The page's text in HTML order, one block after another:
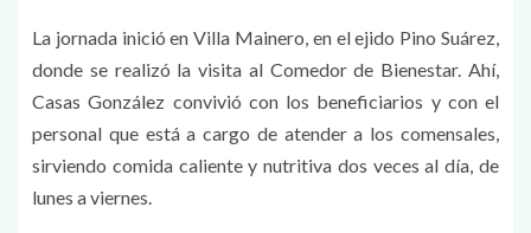
La jornada inició en Villa Mainero, en el ejido Pino Suárez,
donde se realizó la visita al Comedor de Bienestar. Ahí,
Casas González convivió con los beneficiarios y con el
personal que está a cargo de atender a los comensales,
sirviendo comida caliente y nutritiva dos veces al día, de
lunes a viernes.